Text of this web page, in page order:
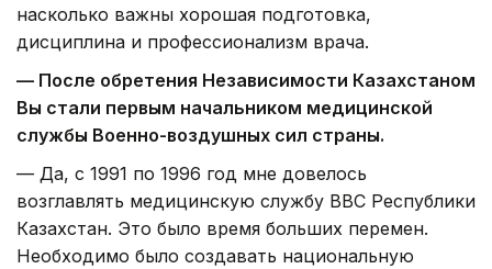
насколько важны хорошая подготовка,
дисциплина и профессионализм врача.
— После обретения Независимости Казахстаном
Вы стали первым начальником медицинской
службы Военно-воздушных сил страны.
— Да, с 1991 по 1996 год мне довелось
возглавлять медицинскую службу ВВС Республики
Казахстан. Это было время больших перемен.
Необходимо было создавать национальную